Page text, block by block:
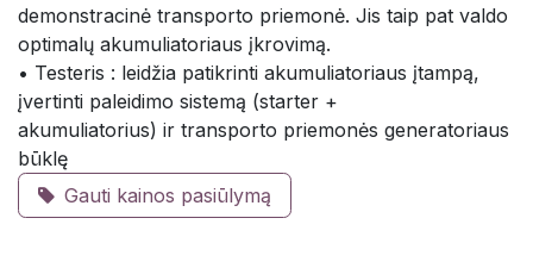
demonstracinė transporto priemonė. Jis taip pat valdo
optimalų akumuliatoriaus įkrovimą.
• Testeris : leidžia patikrinti akumuliatoriaus įtampą,
įvertinti paleidimo sistemą (starter +
akumuliatorius) ir transporto priemonės generatoriaus
būklę
Gauti kainos pasiūlymą